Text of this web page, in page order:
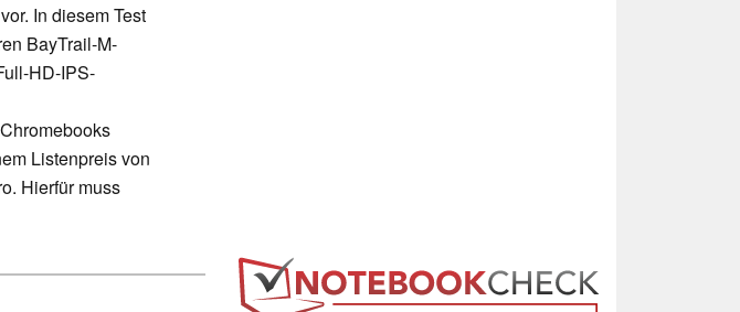
In diesem Test
BayTrail-M-
HD-IPS-
Listenpreis von
Hierfür muss